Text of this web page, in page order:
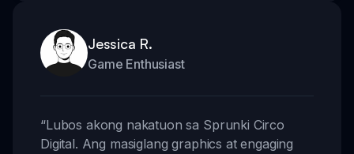
Jessica R.
Game Enthusiast
“Lubos akong nakatuon sa Sprunki Circo
Digital. Ang masiglang graphics at engaging